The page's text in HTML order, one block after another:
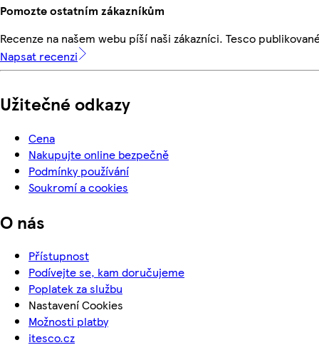
Pomozte ostatním zákazníkům
Recenze na našem webu píší naši zákazníci. Tesco
Napsat recenzi
Užitečné odkazy
Cena
Nakupujte online bezpečně
Podmínky používání
Soukromí a cookies
O nás
Přístupnost
Podívejte se, kam doručujeme
Poplatek za službu
Nastavení Cookies
Možnosti platby
itesco.cz